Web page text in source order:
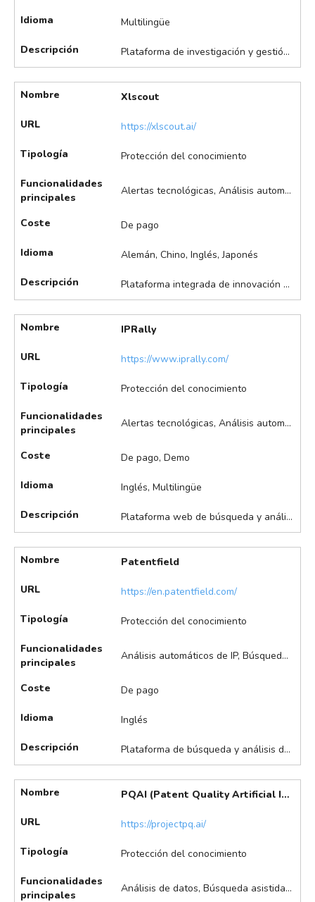
Idioma Multilingüe
Descripción Plataforma de investigación y gestión de conocimiento personalizada, útil para organizar y analizar información relevante para proyectos o estudios. Funciona a través de la creación de cuadernos digitales, que permiten el análisis de documentos propios, generación de resúmenes, respuestas basadas en fuentes seleccionadas.
Nombre Xlscout
URL https://xlscout.ai/
Tipología Protección del conocimiento
Funcionalidades
principales
Alertas tecnológicas, Análisis automáticos de IP, Análisis de infracción de patentes, Análisis estratégico, Búsqueda asistida de patentes, Identificación de potenciales licenciatarios, Monitorización de competidores, Redacción asistida de patentes, Sugerencias de ideas de innovación, Validación de ideas y generación de informes de novedad
Coste De pago
Idioma Alemán, Chino, Inglés, Japonés
Descripción Plataforma integrada de innovación y monetización de patentes que utiliza inteligencia artificial avanzada para optimizar la gestión de la propiedad intelectual y acelerar la transferencia de tecnología. Destaca en la evaluación preliminar de patentabilidad, con análisis automatizados de novedad y actividad inventiva, y permite automatizar tareas clave del ciclo de vida de las patentes, desde la validación de ideas hasta la explotación comercial, facilitando la toma de decisiones estratégicas y la identificación de oportunidades de licenciamiento y monetización. La interfaz está disponible en inglés, japonés, chino y alemán.
Nombre IPRally
URL https://www.iprally.com/
Tipología Protección del conocimiento
Funcionalidades
principales
Alertas tecnológicas, Análisis automáticos de IP, Búsqueda asistida de patentes, Clasificación automática de patentes, Visualización de datos
Coste De pago, Demo
Idioma Inglés, Multilingüe
Descripción Plataforma web de búsqueda y análisis de patentes impulsada por inteligencia artificial, diseñada para optimizar la gestión de la propiedad intelectual y acelerar la innovación. Permite automatizar tareas repetitivas, mejorar la productividad en equipos de I+D y facilitar la toma de decisiones estratégicas en la transferencia de tecnología y la explotación de patentes. Destaca en la búsqueda semántica y boleana de patentes, guiada por lenguaje natural y análisis de relaciones conceptuales, creación de tesauros personalizados y análisis automáticos de cartera de patentes y tecnologías.
Nombre Patentfield
URL https://en.patentfield.com/
Tipología Protección del conocimiento
Funcionalidades
principales
Análisis automáticos de IP, Búsqueda asistida de patentes, Clasificación automática de patentes, Visualización de datos
Coste De pago
Idioma Inglés
Descripción Plataforma de búsqueda y análisis de patentes que utiliza inteligencia artificial para acelerar y mejorar la identificación y gestión de la propiedad intelectual. Ofrece herramientas avanzadas de búsqueda, visualización y análisis de patentes para ayudar a empresas e investigadores a tomar decisiones tecnológicas estratégicas. Destaca en la búsqueda avanzada de patentes (semántica y booleana), clasificación automática de patentes mediante IA, mapas de citaciones, y líneas de tiempo de patentes (estatus legal, fechas clave), entre otros.
Nombre PQAI (Patent Quality Artificial Intelligence)
URL https://projectpq.ai/
Tipología Protección del conocimiento
Funcionalidades
principales
Análisis de datos, Búsqueda asistida de patentes, Búsqueda automatizada de estado de la técnica, Sugerencias de ideas de innovación, Visualización de datos